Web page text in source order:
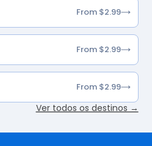
From $2.99
From $2.99
From $2.99
Ver todos os destinos →